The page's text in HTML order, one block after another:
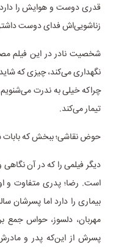
قدری دوست و هوایش را
زناشویی‌اش فدای دوست
شخصیت نادر در این فیلم
نگهداری می‌کند، چیزی که
چراکه خیلی به ندرت می‌شنویم
تیمار می‌کند.
حوض نقاشی؛ ببخش که
دیگر فیلمی را که در آن
است. رضا؛ پدری متفاوت و
بیماری را دارد اما پسرشان
مهربان، دلسوز، حواس جمع
پسرش از این‌که پدر و